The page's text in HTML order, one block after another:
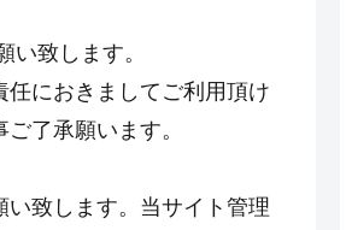
致します。
におきましてご利用頂け
了承願います。
致します。当サイト管理